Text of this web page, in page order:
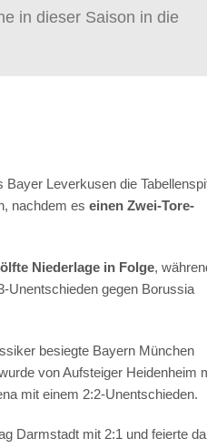
in dieser Saison in die
Leverkusen die
nachdem es einen Zwei-Tore-
Niederlage in Folge,
Unentschieden gegen Borussia
besiegte Bayern München
von Aufsteiger Heidenheim
mit einem 2:2-Unentschieden.
Darmstadt mit 2:1 und feierte